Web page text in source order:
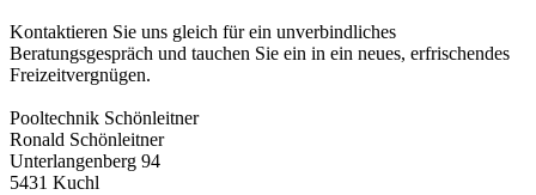
Kontaktieren Sie uns gleich für ein unverbindliches
Beratungsgespräch und tauchen Sie ein in ein neues, erfrischendes
Freizeitvergnügen.
Pooltechnik Schönleitner
Ronald Schönleitner
Unterlangenberg 94
5431 Kuchl